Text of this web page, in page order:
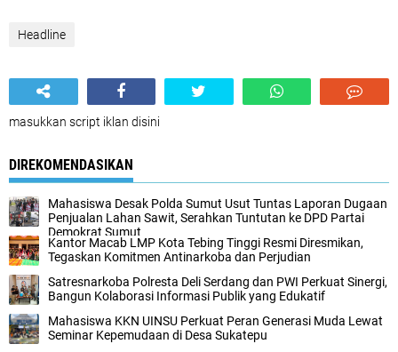
Headline
masukkan script iklan disini
DIREKOMENDASIKAN
Mahasiswa Desak Polda Sumut Usut Tuntas Laporan Dugaan
Penjualan Lahan Sawit, Serahkan Tuntutan ke DPD Partai
Demokrat Sumut
Kantor Macab LMP Kota Tebing Tinggi Resmi Diresmikan,
Tegaskan Komitmen Antinarkoba dan Perjudian
Satresnarkoba Polresta Deli Serdang dan PWI Perkuat Sinergi,
Bangun Kolaborasi Informasi Publik yang Edukatif
Mahasiswa KKN UINSU Perkuat Peran Generasi Muda Lewat
Seminar Kepemudaan di Desa Sukatepu